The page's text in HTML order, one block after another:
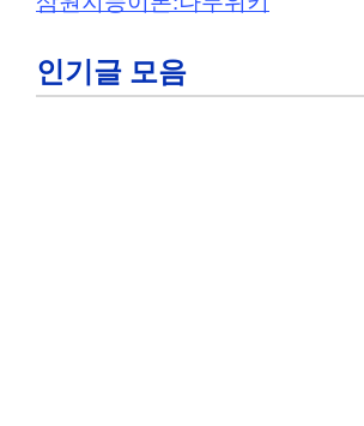
인기글 모음